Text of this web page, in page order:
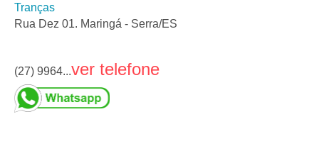
Tranças
Rua Dez 01. Maringá - Serra/ES
(27) 9964...ver telefone